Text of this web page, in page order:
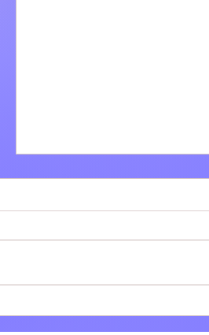
Polinesi-Cinti festeggia 61